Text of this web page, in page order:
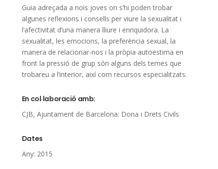
Guia adreçada a nois joves on s’hi poden trobar
algunes reflexions i consells per viure la sexualitat i
l’afectivitat d’una manera lliure i enriquidora. La
sexualitat, les emocions, la preferència sexual, la
manera de relacionar-nos i la pròpia autoestima en
front la pressió de grup són alguns dels temes que
trobareu a l’interior, així com recursos especialitzats.
En col·laboració amb:
CJB, Ajuntament de Barcelona: Dona i Drets Civils
Dates
Any: 2015